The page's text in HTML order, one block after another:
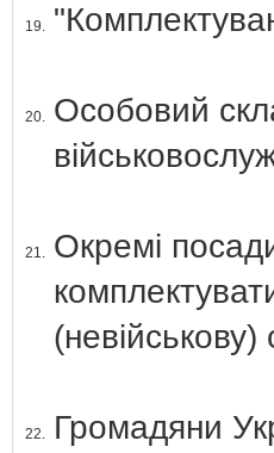
19.
20. Особовий
21. Окремі
22.
Громадяни